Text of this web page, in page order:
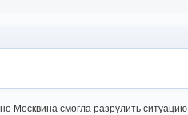
Москвина смогла разрулить ситуацию.